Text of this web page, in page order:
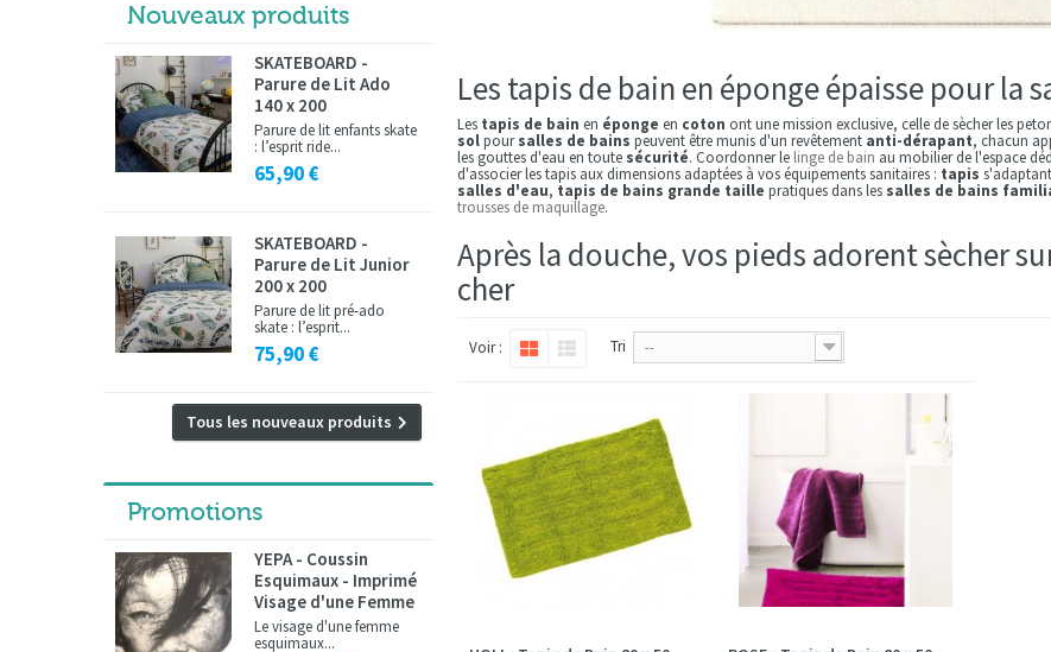
Nouveaux produits
SKATEBOARD -
Parure de Lit Ado
140 x 200
Parure de lit enfants skate
: l’esprit ride...
65,90 €
SKATEBOARD -
Parure de Lit Junior
200 x 200
Parure de lit pré-ado
skate : l’esprit...
75,90 €
Tous les nouveaux produits
Promotions
YEPA - Coussin
Esquimaux - Imprimé
Visage d'une Femme
Le visage d'une femme
esquimaux...
Les tapis de bain en éponge épaisse pour la
Les tapis de bain en éponge en coton ont une mission exclusive, celle de sècher les
solpoursalles de bains peuvent être munis d'un revêtement anti-dérapant, chacun
les gouttes d'eau en toute sécurité. Coordonner le linge de bain au mobilier de l'espace
d'associer les tapis aux dimensions adaptées à vos équipements sanitaires : tapis
salles d'eau, tapis de bains grande taille pratiques dans les salles de bains
trousses de maquillage.
Après la douche, vos pieds adorent sècher
cher
Voir : Tri --